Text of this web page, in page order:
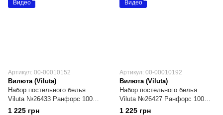
Видео
Артикул: 00-00010152
Вилюта (Viluta)
Набор постельного белья
Viluta №26433 Ранфорс 100%
Хлопок Евро
1 225 грн
Видео
Артикул: 00-00010192
Вилюта (Viluta)
Набор постельного белья
Viluta №26427 Ранфорс 100%
Хлопок Евро
1 225 грн